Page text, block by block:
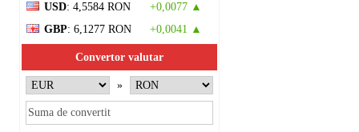
USD: 4,5584 RON
+0,0077 ▲
GBP: 6,1277 RON +0,0041 ▲
Convertor valutar
»